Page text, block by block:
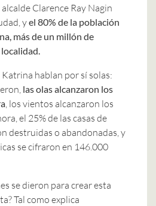
Clarence Ray Nagin
yel 80% de la población
más de un millón de
hablan por sí solas:
las olas alcanzaron los
, los vientos alcanzaron los
el 25% de las casas de
destruidas o abandonadas, y
se cifraron en 146.000
se dieron para crear esta
Tal como explica